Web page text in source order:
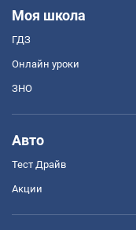
Моя школа
ГДЗ
Онлайн уроки
ЗНО
Авто
Тест Драйв
Акции